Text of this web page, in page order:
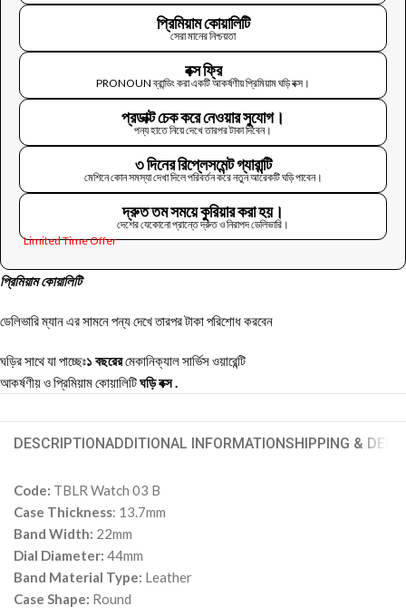
প্রিমিয়াম কোয়ালিটি
সেরা মানের নিশ্চয়তা
বক্স ফ্রি
PRONOUN ব্রান্ডিং করা একটি আকর্ষণীয় প্রিমিয়াম ঘড়ি বক্স।
প্রডাক্ট চেক করে নেওয়ার সুযোগ।
পন্য হাতে নিয়ে দেখে তারপর টাকা দিবেন।
৩ দিনের রিপ্লেসমেন্ট গ্যারান্টি
মেশিনে কোন সমস্যা দেখা দিলে পরিবর্তন করে নতুন আরেকটি ঘড়ি পাবেন।
দ্রুত তম সময়ে কুরিয়ার করা হয়।
দেশের যেকোনো প্রান্তে দ্রুত ও নিরাপদ ডেলিভারি।
Limited Time Offer
প্রিমিয়াম কোয়ালিটি
ডেলিভারি ম্যান এর সামনে পন্য দেখে তারপর টাকা পরিশোধ করবেন
ঘড়ির সাথে যা পাচ্ছেঃ১ বছরেরমেকানিক্যাল সার্ভিস ওয়ারেন্টি
আকর্ষণীয় ও প্রিমিয়াম কোয়ালিটিঘড়িবক্স .
DESCRIPTIONADDITIONAL INFORMATIONSHIPPING &
Code: TBLR Watch 03 B
Case Thickness: 13.7mm
Band Width: 22mm
Dial Diameter: 44mm
Band Material Type: Leather
Case Shape: Round